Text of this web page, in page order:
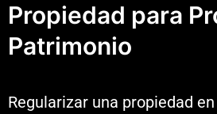
Propiedad para
Patrimonio
Regularizar una propiedad